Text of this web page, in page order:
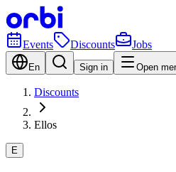
Events Discounts Jobs
En Sign in Open
Discounts
Ellos
E